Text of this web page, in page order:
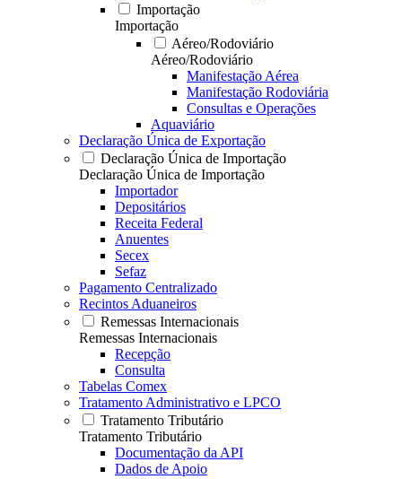
Importação
Importação
Aéreo/Rodoviário
Aéreo/Rodoviário
Manifestação Aérea
Manifestação Rodoviária
Consultas e Operações
Aquaviário
Declaração Única de Exportação
Declaração Única de Importação
Declaração Única de Importação
Importador
Depositários
Receita Federal
Anuentes
Secex
Sefaz
Pagamento Centralizado
Recintos Aduaneiros
Remessas Internacionais
Remessas Internacionais
Recepção
Consulta
Tabelas Comex
Tratamento Administrativo e LPCO
Tratamento Tributário
Tratamento Tributário
Documentação da API
Dados de Apoio